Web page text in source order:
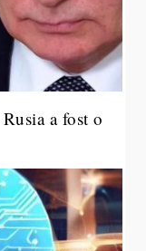
a fost o